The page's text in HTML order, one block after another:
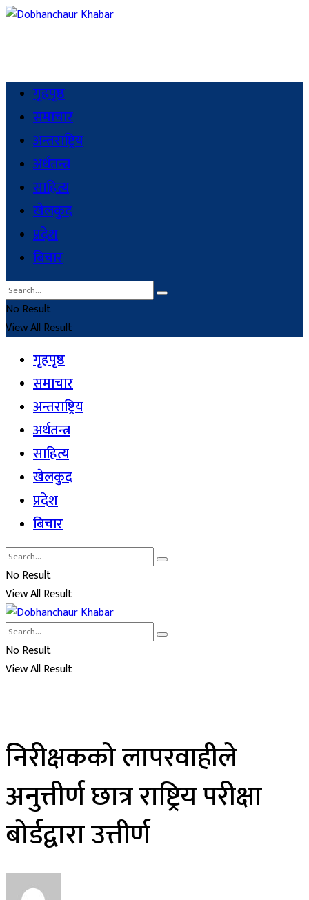
गृहपृष्ठ
समाचार
अन्तराष्ट्रिय
अर्थतन्त्र
साहित्य
खेलकुद
प्रदेश
बिचार
No Result
View All Result
गृहपृष्ठ
समाचार
अन्तराष्ट्रिय
अर्थतन्त्र
साहित्य
खेलकुद
प्रदेश
बिचार
No Result
View All Result
No Result
View All Result
निरीक्षकको लापरवाहीले
अनुत्तीर्ण छात्र राष्ट्रिय परीक्षा
बोर्डद्वारा उत्तीर्ण